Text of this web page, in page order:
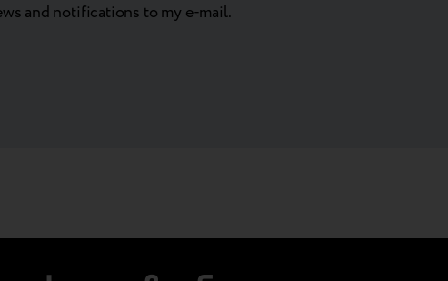
and notifications to my e-mail.